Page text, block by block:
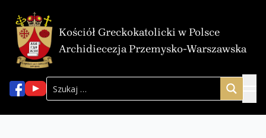
Kościół Greckokatolicki w Polsce
Archidiecezja Przemysko-Warszawska